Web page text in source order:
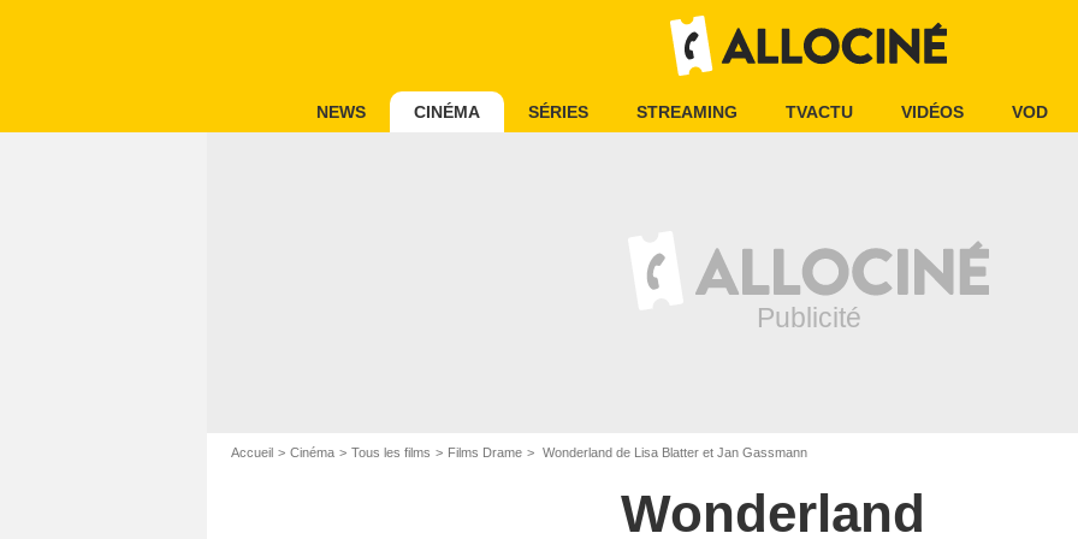
NEWS CINÉMA SÉRIES STREAMING TVACTU VIDÉOS VOD
Accueil Cinéma Tous les films Films Drame Wonderland de Lisa Blatter et Jan Gassmann
Wonderland